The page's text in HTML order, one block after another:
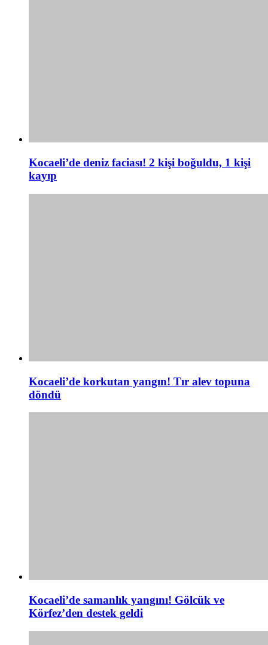
Kocaeli’de deniz faciası! 2 kişi boğuldu, 1 kişi
kayıp
Kocaeli’de korkutan yangın! Tır alev topuna
döndü
Kocaeli’de samanlık yangını! Gölcük ve
Körfez’den destek geldi